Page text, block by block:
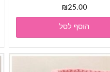
₪25.00
הוסף לסל